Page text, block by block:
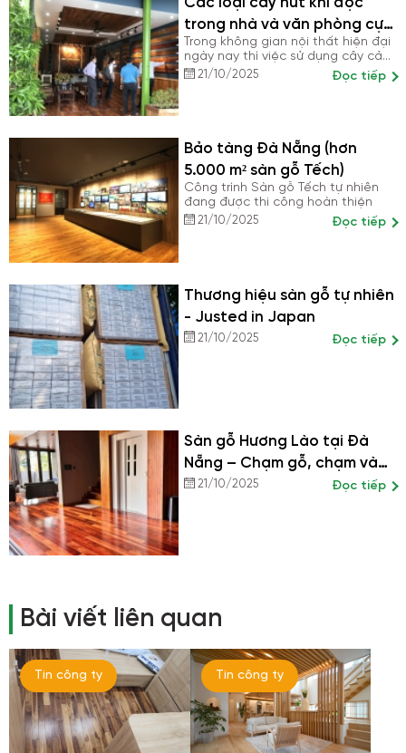
trong nhà và văn phòng cực
tốt
Trong không gian nội thất hiện đại
ngày nay thì việc sử dụng cây cảnh
trong không gian đã rất được mọi
người ưa chuộng. Bởi nó không chỉ
đẹp hơn, thẩm mỹ hơn mà nó còn
đem lại không khí trong lành, loại
bỏ khí độc bảo vệ sức khỏe cực
tốt cho con người.
21/10/2025 Đọc tiếp
Bảo tàng Đà Nẵng (hơn
5.000 m² sàn gỗ Tếch)
Công trình Sàn gỗ Tếch tự nhiên
đang được thi công hoàn thiện
21/10/2025 Đọc tiếp
Thương hiệu sàn gỗ tự nhiên
- Justed in Japan
21/10/2025 Đọc tiếp
Sàn gỗ Hương Lào tại Đà
Nẵng – Chạm gỗ, chạm vào
đẳng cấp
21/10/2025 Đọc tiếp
Bài viết liên quan
Tin công ty Tin công ty